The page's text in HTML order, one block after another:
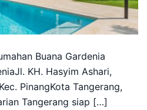
Buana Gardenia
KH. Hasyim Ashari,
PinangKota Tangerang,
Tangerang siap […]